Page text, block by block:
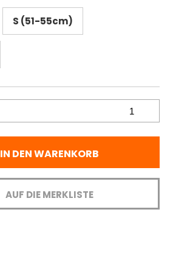
S (51-55cm)
IN DEN WARENKORB
AUF DIE MERKLISTE